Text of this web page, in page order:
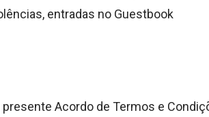
entradas no Guestbook
presente Acordo de Termos e